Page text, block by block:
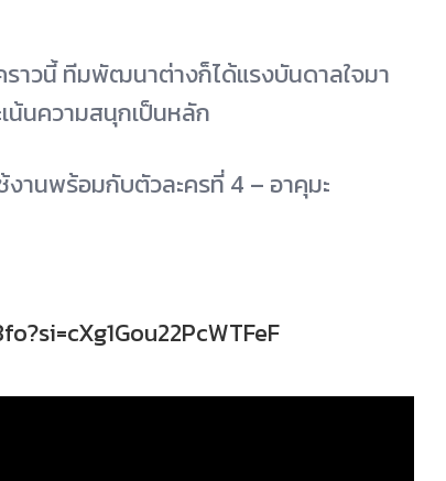
าวนี้ ทีมพัฒนาต่างก็ได้แรงบันดาลใจมา
น้นความสนุกเป็นหลัก
งานพร้อมกับตัวละครที่ 4 – อาคุมะ